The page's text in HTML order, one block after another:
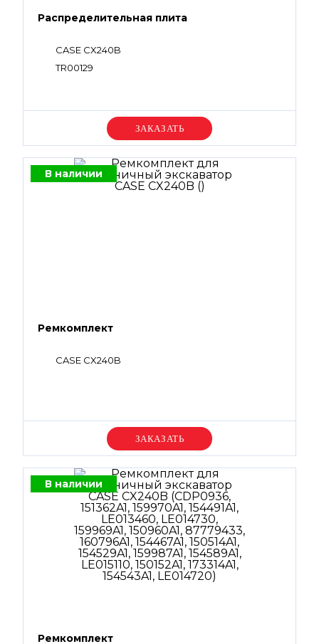
Распределительная плита
CASE CX240B
TR00129
Уточняйте цену
В наличии
Ремкомплект
CASE CX240B
Уточняйте цену
В наличии
Ремкомплект